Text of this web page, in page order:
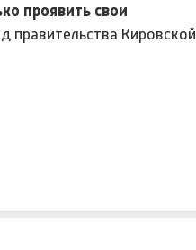
проявить свои
правительства Кировской